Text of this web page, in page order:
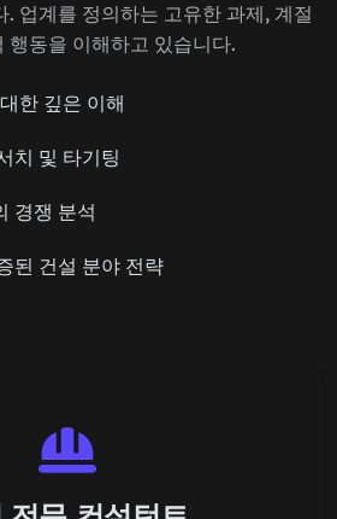
업계를 정의하는 고유한 과제, 계절
행동을 이해하고 있습니다.
한 깊은 이해
치 및 타기팅
경쟁 분석
된 건설 분야 전략